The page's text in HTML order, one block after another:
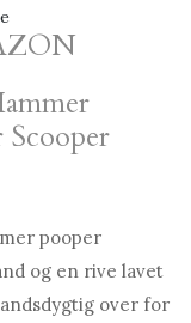
Scooper
pooper
og en rive lavet
over for